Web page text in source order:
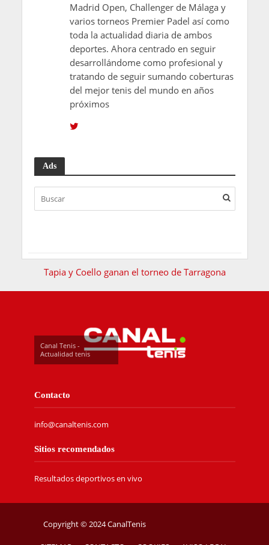
Madrid Open, Challenger de Málaga y
varios torneos Premier Padel así como
toda la actualidad diaria de ambos
deportes. Ahora centrado en seguir
desarrollándome como profesional y
tratando de seguir sumando coberturas
del mejor tenis del mundo en años
próximos
Ads
Tapia y Coello ganan el torneo de Tarragona
Canal Tenis -
Actualidad tenis
Contacto
info@canaltenis.com
Sitios recomendados
Resultados deportivos en vivo
Copyright © 2024 CanalTenis